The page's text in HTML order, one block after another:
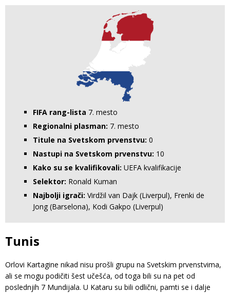
FIFA rang-lista 7. mesto
Regionalni plasman: 7. mesto
Titule na Svetskom prvenstvu: 0
Nastupi na Svetskom prvenstvu: 10
Kako su se kvalifikovali: UEFA kvalifikacije
Selektor: Ronald Kuman
Najbolji igrači: Virdžil van Dajk (Liverpul), Frenki de
Jong (Barselona), Kodi Gakpo (Liverpul)
Tunis
Orlovi Kartagine nikad nisu prošli grupu na Svetskim prvenstvima,
ali se mogu podičiti šest učešća, od toga bili su na pet od
poslednjih 7 Mundijala. U Kataru su bili odlični, pamti se i dalje